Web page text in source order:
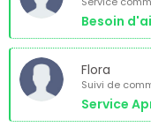
Besoin
Flora
Suivi de
Service